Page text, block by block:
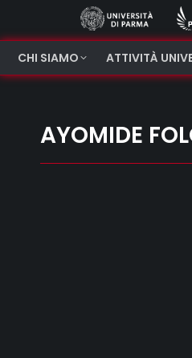
CHI SIAMO ATTIVITÀ
AYOMIDE